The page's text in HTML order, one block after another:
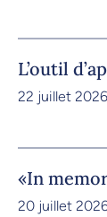
L’outil
22 juillet 2026
«In
20 juillet